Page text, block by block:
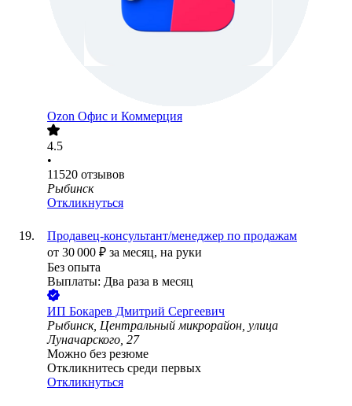
Ozon Офис и Коммерция
4.5
•
11520 отзывов
Рыбинск
Откликнуться
Продавец-консультант/менеджер по продажам
от 30 000 ₽ за месяц, на руки
Без опыта
Выплаты: Два раза в месяц
ИП Бокарев Дмитрий Сергеевич
Рыбинск, Центральный микрорайон, улица
Луначарского, 27
Можно без резюме
Откликнитесь среди первых
Откликнуться